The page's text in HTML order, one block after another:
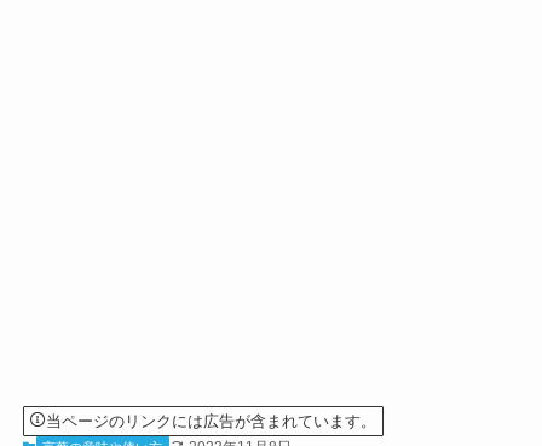
当ページのリンクには広告が含まれています。